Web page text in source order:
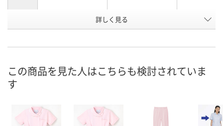
M
号
お届け日
数量
詳しく見る
この商品を見た人はこちらも検討されていま
す